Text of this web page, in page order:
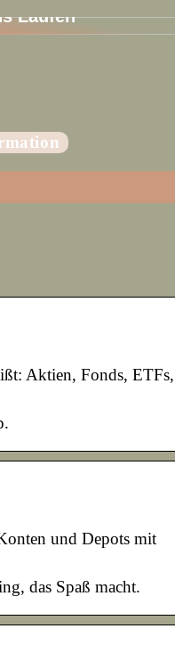
Laufen
Aktien, Fonds, ETFs,
und Depots mit
das Spaß macht.